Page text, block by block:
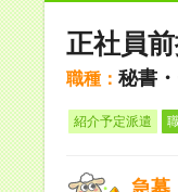
正社員
職種： 秘書
紹介予定派遣
急募